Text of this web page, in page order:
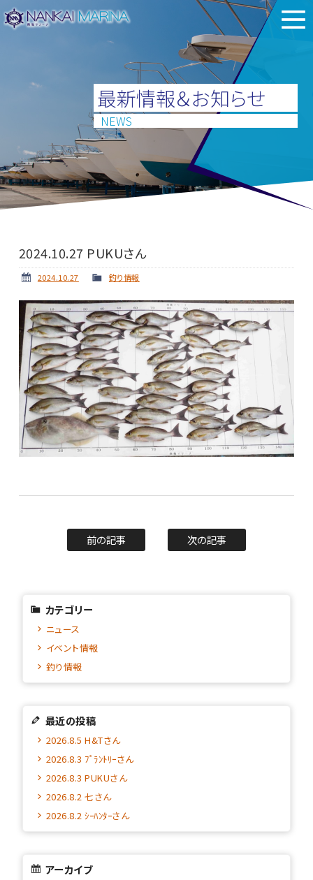
最新情報＆お知らせ
NEWS
2024.10.27 PUKUさん
2024.10.27 釣り情報
前の記事 次の記事
カテゴリー
ニュース
イベント情報
釣り情報
最近の投稿
2026.8.5 H&Tさん
2026.8.3 ﾌﾟﾗﾝﾄﾘｰさん
2026.8.3 PUKUさん
2026.8.2 七さん
2026.8.2 ｼｰﾊﾝﾀｰさん
アーカイブ